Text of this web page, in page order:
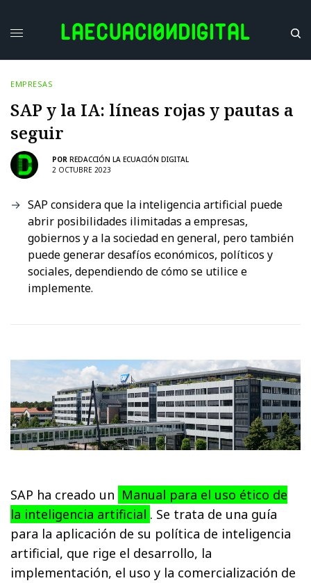
EMPRESAS
SAP y la IA: líneas rojas y pautas a
seguir
POR REDACCIÓN LA ECUACIÓN DIGITAL
2 OCTUBRE 2023
SAP considera que la inteligencia artificial puede
abrir posibilidades ilimitadas a empresas,
gobiernos y a la sociedad en general, pero también
puede generar desafíos económicos, políticos y
sociales, dependiendo de cómo se utilice e
implemente.
SAP ha creado un Manual para el uso ético de
la inteligencia artificial . Se trata de una guía
para la aplicación de su política de inteligencia
artificial, que rige el desarrollo, la
implementación, el uso y la comercialización de